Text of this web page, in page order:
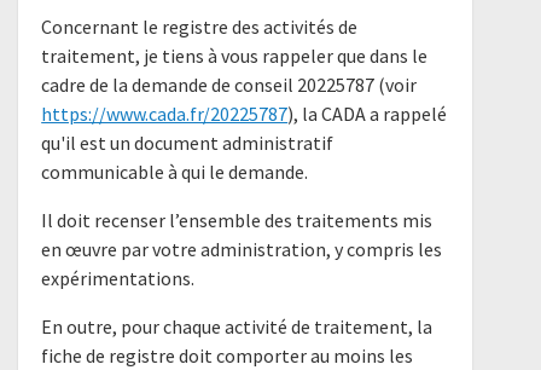
Concernant le registre des activités de
traitement, je tiens à vous rappeler que dans le
cadre de la demande de conseil 20225787 (voir
https://www.cada.fr/20225787), la CADA a rappelé
qu'il est un document administratif
communicable à qui le demande.
Il doit recenser l’ensemble des traitements mis
en œuvre par votre administration, y compris les
expérimentations.
En outre, pour chaque activité de traitement, la
fiche de registre doit comporter au moins les